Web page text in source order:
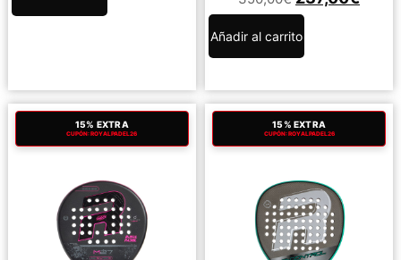
Añadir al carrito
15% EXTRA
CUPÓN: ROYALPADEL26
15% EXTRA
CUPÓN: ROYALPADEL26